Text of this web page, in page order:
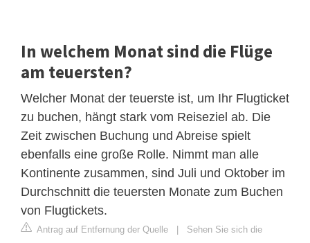
In welchem Monat sind die Flüge
am teuersten?
Welcher Monat der teuerste ist, um Ihr Flugticket
zu buchen, hängt stark vom Reiseziel ab. Die
Zeit zwischen Buchung und Abreise spielt
ebenfalls eine große Rolle. Nimmt man alle
Kontinente zusammen, sind Juli und Oktober im
Durchschnitt die teuersten Monate zum Buchen
von Flugtickets.
Antrag auf Entfernung der Quelle | Sehen Sie sich die